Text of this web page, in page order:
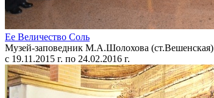
Ее Величество Соль
Музей-заповедник М.А.Шолохова (ст.Вешенская)
с 19.11.2015 г. по 24.02.2016 г.